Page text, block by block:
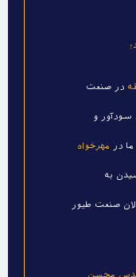
در صنعت
سودآور و
در مهرخواه
به
صنعت طیور